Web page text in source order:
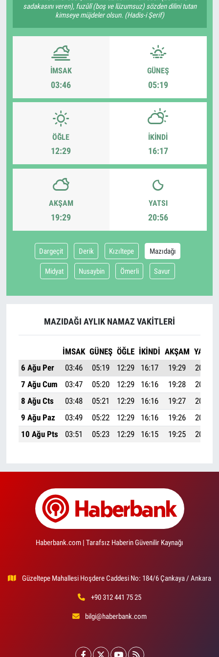
sadakasını veren), fuzûlî (boş ve lüzumsuz) sözden dilini tutan
kimseye müjdeler olsun. (Hadis-i Şerif)
İMSAK
03:46
GÜNEŞ
05:19
ÖĞLE
12:29
İKINDI
16:17
AKŞAM
19:29
YATSI
20:56
Dargeçit Derik Kızıltepe Mazıdağı
Midyat Nusaybin Ömerli Savur
MAZIDAĞI AYLIK NAMAZ VAKITLERI
İMSAK GÜNEŞ ÖĞLE İKINDI AKŞAM YATSI
6 Ağu Per
03:46 05:19 12:29 16:17 19:29
20:56
7 Ağu Cum
03:47 05:20 12:29 16:16 19:28
20:55
8 Ağu Cts
03:48 05:21 12:29 16:16 19:27
20:53
9 Ağu Paz
03:49 05:22 12:29 16:16 19:26
20:52
10 Ağu Pts
03:51 05:23 12:29 16:15 19:25 20:50
Haberbank.com | Tarafsız Haberin Güvenilir Kaynağı
Güzeltepe Mahallesi Hoşdere Caddesi No: 184/6 Çankaya / Ankara
+90 312 441 75 25
bilgi@haberbank.com